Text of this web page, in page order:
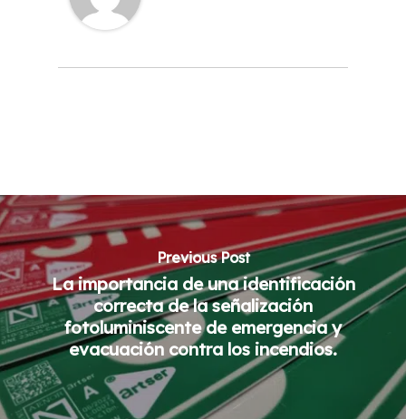
Previous Post
La importancia de una identificación
correcta de la señalización
fotoluminiscente de emergencia y
evacuación contra los incendios.